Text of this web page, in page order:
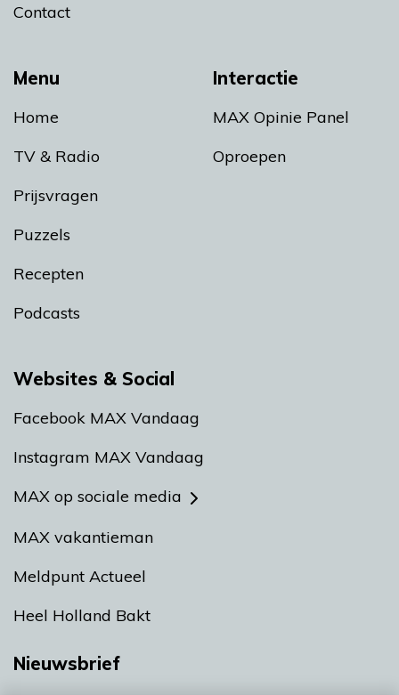
Menu
Home
TV & Radio
Prijsvragen
Puzzels
Recepten
Podcasts
Interactie
MAX Opinie Panel
Oproepen
Contact
Websites & Social
Facebook MAX Vandaag
Instagram MAX Vandaag
MAX op sociale media
MAX vakantieman
Meldpunt Actueel
Heel Holland Bakt
Nieuwsbrief